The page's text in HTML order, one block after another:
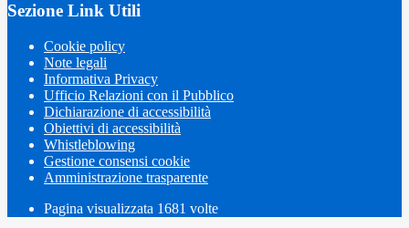
Sezione Link Utili
Cookie policy
Note legali
Informativa Privacy
Ufficio Relazioni con il Pubblico
Dichiarazione di accessibilità
Obiettivi di accessibilità
Whistleblowing
Gestione consensi cookie
Amministrazione trasparente
Pagina visualizzata 1681 volte